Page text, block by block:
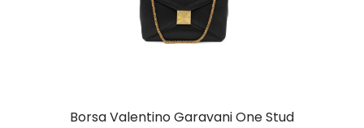
Borsa Valentino Garavani One Stud